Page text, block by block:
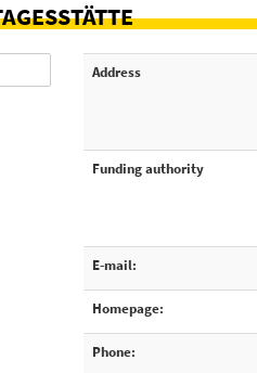
Address
Funding authority
E-mail:
Homepage:
Phone: